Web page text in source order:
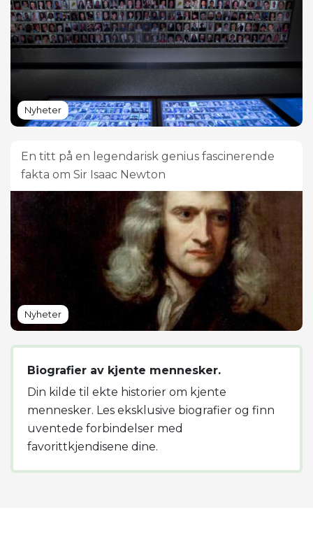
Nyheter
En titt på en legendarisk genius fascinerende
fakta om Sir Isaac Newton
Nyheter
Biografier av kjente mennesker.
Din kilde til ekte historier om kjente
mennesker. Les eksklusive biografier og finn
uventede forbindelser med
favorittkjendisene dine.